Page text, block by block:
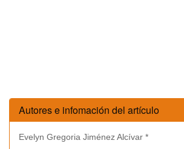
Autores e infomación del artículo
Evelyn Gregoria Jiménez Alcívar *